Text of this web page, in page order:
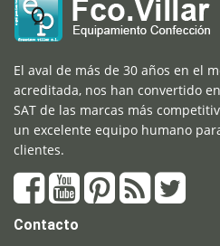
El aval de más de 30 años en el
acreditada, nos han convertido
SAT de las marcas más
un excelente equipo humano
clientes.
Contacto